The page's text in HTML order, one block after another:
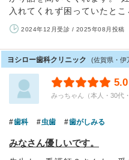
入れてくれず困っていたとこ
2024年12月受診 / 2025年08月投稿
ヨシロー歯科クリニック (佐賀県・伊
5.0
みっちゃん（本人・30代
歯科 虫歯 歯がしみる
みなさん優しいです。